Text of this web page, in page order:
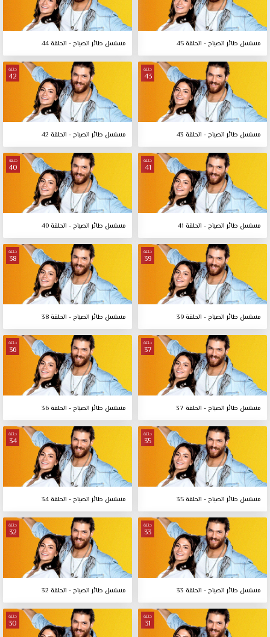
مسلسل طائر الصباح - الحلقة 45 مسلسل طائر الصباح - الحلقة 44
حلقة
43
مسلسل طائر الصباح - الحلقة 43
حلقة
42
مسلسل طائر الصباح - الحلقة 42
حلقة
41
مسلسل طائر الصباح - الحلقة 41
حلقة
40
مسلسل طائر الصباح - الحلقة 40
حلقة
39
مسلسل طائر الصباح - الحلقة 39
حلقة
38
مسلسل طائر الصباح - الحلقة 38
حلقة
37
مسلسل طائر الصباح - الحلقة 37
حلقة
36
مسلسل طائر الصباح - الحلقة 36
حلقة
35
مسلسل طائر الصباح - الحلقة 35
حلقة
34
مسلسل طائر الصباح - الحلقة 34
حلقة
33
مسلسل طائر الصباح - الحلقة 33
حلقة
32
مسلسل طائر الصباح - الحلقة 32
حلقة
31
حلقة
30